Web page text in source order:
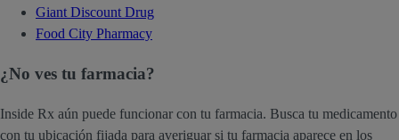
Giant Discount Drug
Food City Pharmacy
¿No ves tu farmacia?
Inside Rx aún puede funcionar con tu farmacia. Busca tu medicamento
con tu ubicación fijada para averiguar si tu farmacia aparece en los